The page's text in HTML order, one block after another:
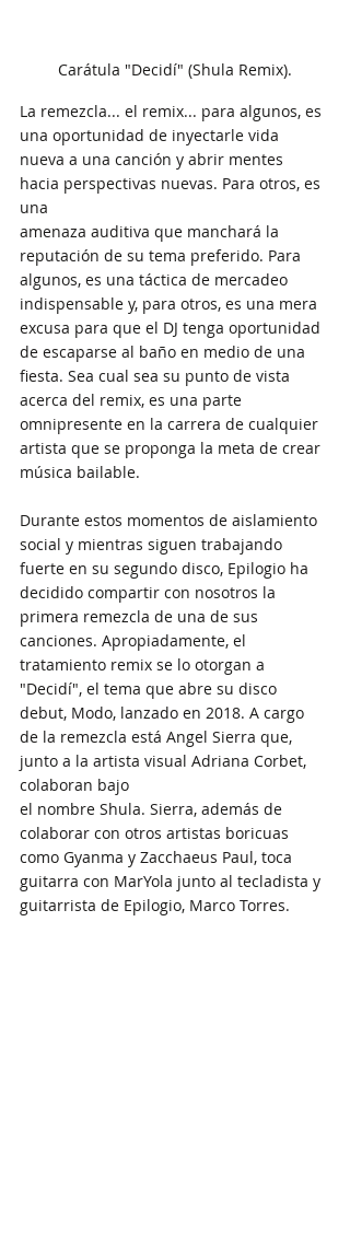
Carátula "Decidí" (Shula Remix).
La remezcla... el remix... para algunos, es
una oportunidad de inyectarle vida
nueva a una canción y abrir mentes
hacia perspectivas nuevas. Para otros, es
una
amenaza auditiva que manchará la
reputación de su tema preferido. Para
algunos, es una táctica de mercadeo
indispensable y, para otros, es una mera
excusa para que el DJ tenga oportunidad
de escaparse al baño en medio de una
fiesta. Sea cual sea su punto de vista
acerca del remix, es una parte
omnipresente en la carrera de cualquier
artista que se proponga la meta de crear
música bailable.
Durante estos momentos de aislamiento
social y mientras siguen trabajando
fuerte en su segundo disco, Epilogio ha
decidido compartir con nosotros la
primera remezcla de una de sus
canciones. Apropiadamente, el
tratamiento remix se lo otorgan a
"Decidí", el tema que abre su disco
debut, Modo, lanzado en 2018. A cargo
de la remezcla está Angel Sierra que,
junto a la artista visual Adriana Corbet,
colaboran bajo
el nombre Shula. Sierra, además de
colaborar con otros artistas boricuas
como Gyanma y Zacchaeus Paul, toca
guitarra con MarYola junto al tecladista y
guitarrista de Epilogio, Marco Torres.